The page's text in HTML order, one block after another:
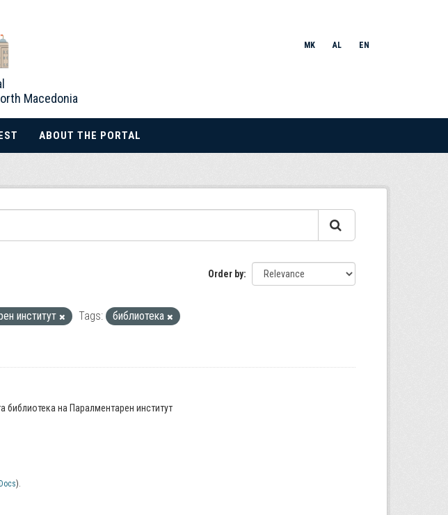
Macedonia
MK AL EN
ABOUT THE PORTAL
Order by
институт Tags:
библиотека
библиотека на Паралментарен институт
).